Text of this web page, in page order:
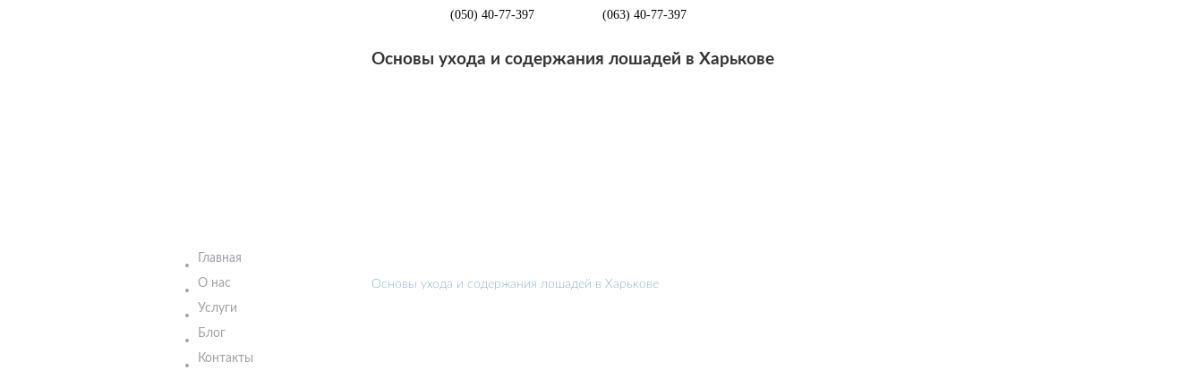
(050) 40-77-397 (063) 40-77-397
Главная
О нас
Услуги
Блог
Контакты
Основы ухода и содержания лошадей в Харькове
Основы ухода и содержания лошадей в Харькове